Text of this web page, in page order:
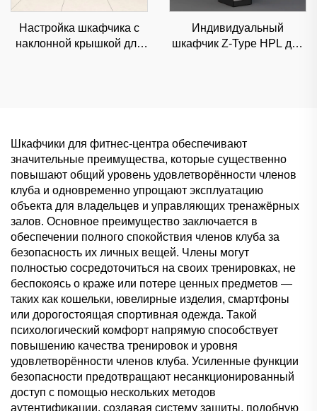
Настройка шкафчика с
наклонной крышкой для
Индивидуальный
шкафчик Z-Type HPL для
Шкафчики для фитнес-центра обеспечивают
значительные преимущества, которые существенно
повышают общий уровень удовлетворённости членов
клуба и одновременно упрощают эксплуатацию
объекта для владельцев и управляющих тренажёрных
залов. Основное преимущество заключается в
обеспечении полного спокойствия членов клуба за
безопасность их личных вещей. Члены могут
полностью сосредоточиться на своих тренировках, не
беспокоясь о краже или потере ценных предметов —
таких как кошельки, ювелирные изделия, смартфоны
или дорогостоящая спортивная одежда. Такой
психологический комфорт напрямую способствует
повышению качества тренировок и уровня
удовлетворённости членов клуба. Усиленные функции
безопасности предотвращают несанкционированный
доступ с помощью нескольких методов
аутентификации, создавая систему защиты, подобную